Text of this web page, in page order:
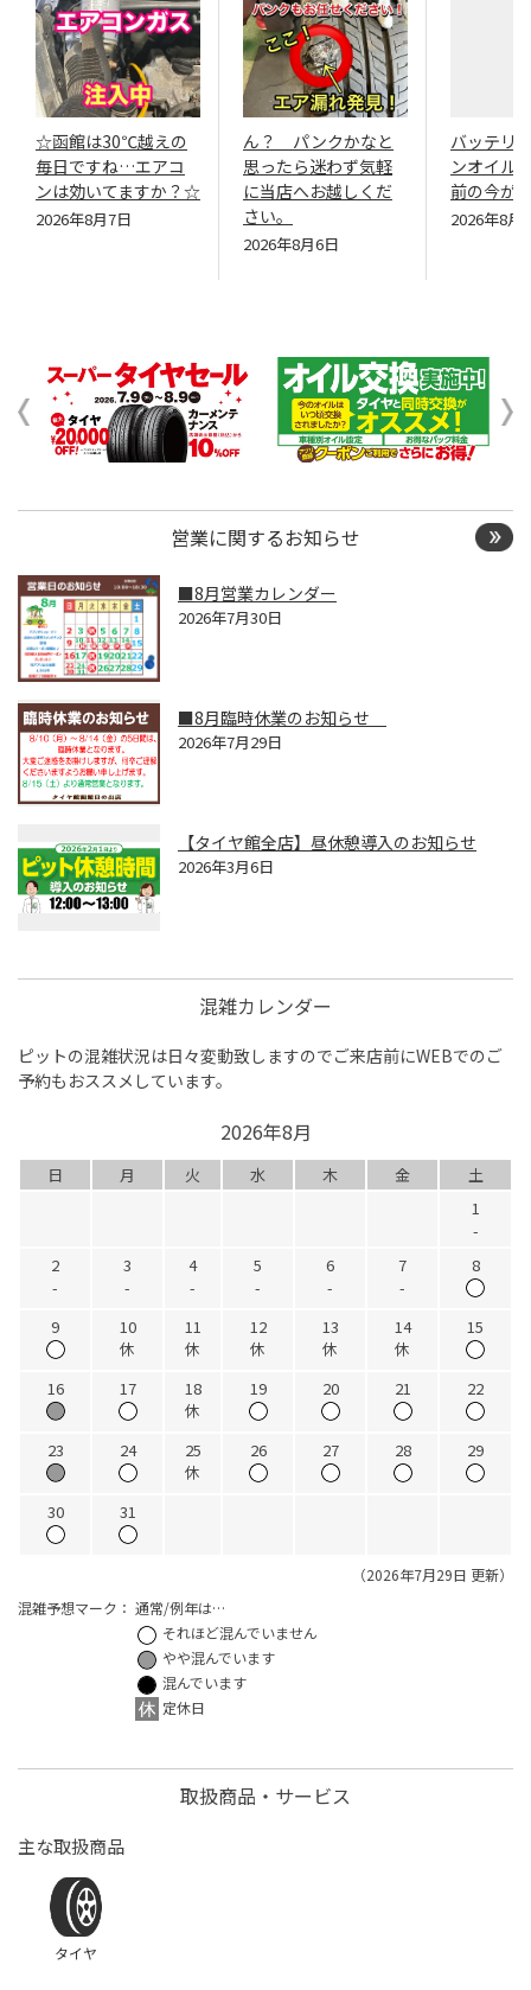
☆函館は30℃越えの
毎日ですね…エアコ
ンは効いてますか？☆
2026年8月7日
ん？ パンクかなと
思ったら迷わず気軽
に当店へお越しくだ
さい。
2026年8月6日
バッテリ
ンオイル
前の今が
2026年8月
営業に関するお知らせ
■8月営業カレンダー
2026年7月30日
■8月臨時休業のお知らせ
2026年7月29日
【タイヤ館全店】昼休憩導入のお知らせ
2026年3月6日
混雑カレンダー
ピットの混雑状況は日々変動致しますのでご来店前にWEBでのご
予約もおススメしています。
2026年8月
日 月 火 水 木 金
土
1
-
2
-
3
-
4
-
5
-
6
-
7
-
8
9
10
休
11
休
12
休
13
休
14
休
15
16 17
18
休
19 20 21 22
23 24
25
休
26 27 28 29
30 31
（2026年7月29日 更新）
混雑予想マーク： 通常/例年は…
それほど混んでいません
やや混んでいます
混んでいます
定休日
取扱商品・サービス
主な取扱商品
タイヤ